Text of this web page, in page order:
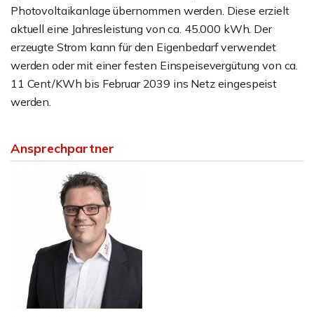
Photovoltaikanlage übernommen werden. Diese erzielt
aktuell eine Jahresleistung von ca. 45.000 kWh. Der
erzeugte Strom kann für den Eigenbedarf verwendet
werden oder mit einer festen Einspeisevergütung von ca.
11 Cent/KWh bis Februar 2039 ins Netz eingespeist
werden.
Ansprechpartner